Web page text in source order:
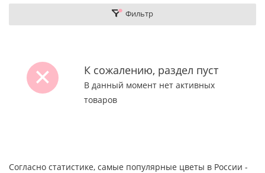
Фильтр
К сожалению, раздел пуст
В данный момент нет активных
товаров
Согласно статистике, самые популярные цветы в России -